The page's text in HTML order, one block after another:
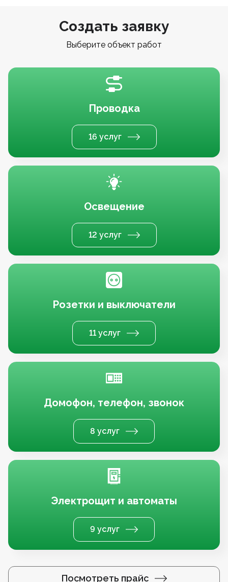
Создать заявку
Выберите объект работ
Проводка
16 услуг
Освещение
12 услуг
Розетки и выключатели
11 услуг
Домофон, телефон, звонок
8 услуг
Электрощит и автоматы
9 услуг
Посмотреть прайс